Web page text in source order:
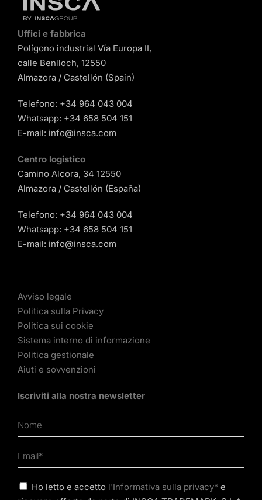
Uffici e fabbrica
Polígono industrial Vía Europa II,
calle Benlloch, 12550
Almazora / Castellón (Spain)
Telefono: +34 964 043 004
Whatsapp: +34 658 504 151
E-mail: info@insca.com
Centro logistico
Camino Alcora, 34 12550
Almazora / Castellón (España)
Telefono: +34 964 043 004
Whatsapp: +34 658 504 151
E-mail: info@insca.com
Avviso legale
Politica sulla Privacy
Politica sui cookie
Sistema interno di informazione
Politica gestionale
Aiuti e sovvenzioni
Iscriviti alla nostra newsletter
Ho letto e accetto l'Informativa sulla privacy* e